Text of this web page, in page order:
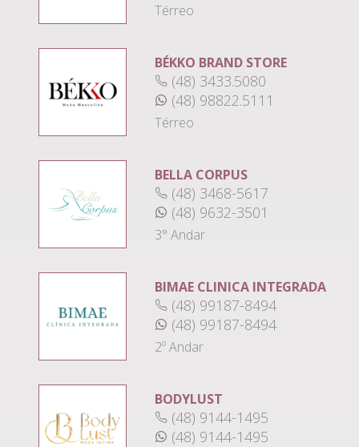
Térreo
BÉKKO BRAND STORE
(48) 3433.5080
(48) 98822.5111
Térreo
BELLA CORPUS
(48) 3468-5617
(48) 9632-3501
3° Andar
BIMAE CLINICA INTEGRADA
(48) 99187-8494
(48) 99187-8494
2º Andar
BODYLUST
(48) 9144-1495
(48) 9144-1495